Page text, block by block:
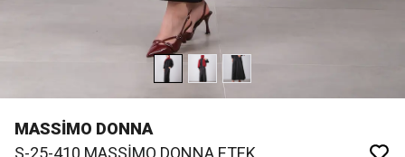
MASSİMO DONNA
S-25-410 MASSİMO DONNA ETEK